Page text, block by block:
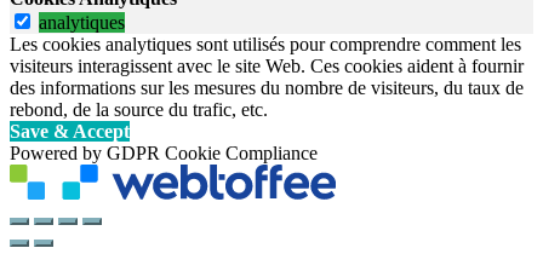
analytiques
Les cookies analytiques sont utilisés pour comprendre comment les
visiteurs interagissent avec le site Web. Ces cookies aident à fournir
des informations sur les mesures du nombre de visiteurs, du taux de
rebond, de la source du trafic, etc.
Save & Accept
Powered by GDPR Cookie Compliance